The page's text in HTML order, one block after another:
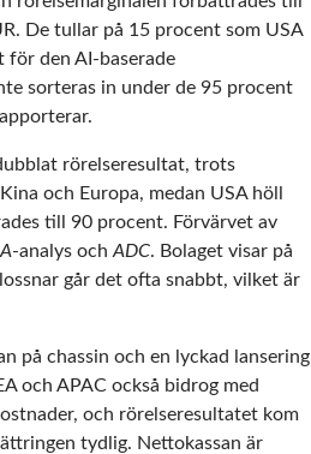
De tullar på 15 procent som USA
för den AI-baserade
sorteras in under de 95 procent
rörelseresultat, trots
och Europa, medan USA höll
till 90 procent. Förvärvet av
-analys och ADC. Bolaget visar på
går det ofta snabbt, vilket är
på chassin och en lyckad lansering
och APAC också bidrog med
och rörelseresultatet kom
tydlig. Nettokassan är